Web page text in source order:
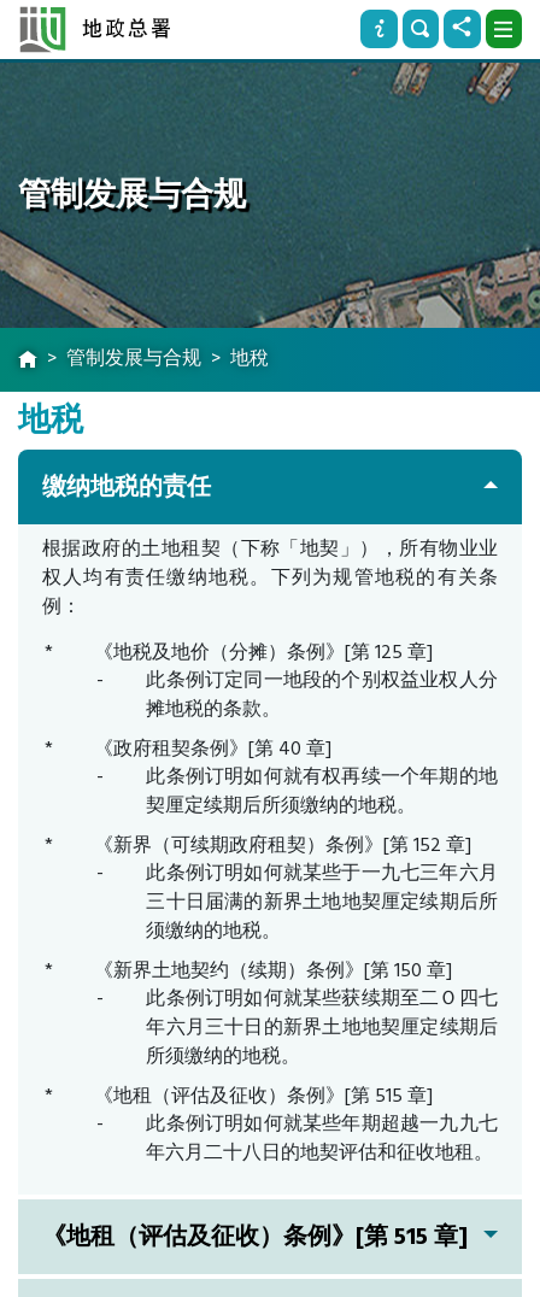
管制发展与合规
管制发展与合规 地稅
地税
缴纳地税的责任
根据政府的土地租契（下称「地契」），所有物业业
权人均有责任缴纳地税。下列为规管地税的有关条
例：
《地税及地价（分摊）条例》[第 125 章]
此条例订定同一地段的个别权益业权人分
摊地税的条款。
《政府租契条例》[第 40 章]
此条例订明如何就有权再续一个年期的地
契厘定续期后所须缴纳的地税。
《新界（可续期政府租契）条例》[第 152 章]
此条例订明如何就某些于一九七三年六月
三十日届满的新界土地地契厘定续期后所
须缴纳的地税。
《新界土地契约（续期）条例》[第 150 章]
此条例订明如何就某些获续期至二Ｏ四七
年六月三十日的新界土地地契厘定续期后
所须缴纳的地税。
《地租（评估及征收）条例》[第 515 章]
此条例订明如何就某些年期超越一九九七
年六月二十八日的地契评估和征收地租。
《地租（评估及征收）条例》[第 515 章]